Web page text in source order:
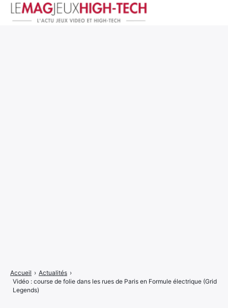
Accueil › Actualités ›
Vidéo : course de folie dans les rues de Paris en Formule électrique (Grid
Legends)